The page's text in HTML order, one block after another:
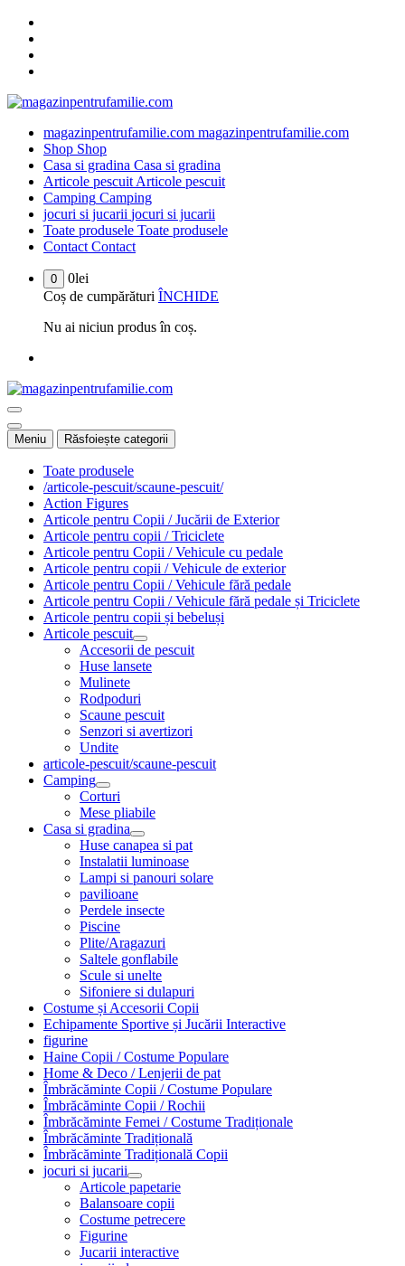
conținut
magazinpentrufamilie.com magazinpentrufamilie.com
Shop Shop
Casa si gradina Casa si gradina
Articole pescuit Articole pescuit
Camping Camping
jocuri si jucarii jocuri si jucarii
Toate produsele Toate produsele
Contact Contact
0 0lei
Coș de cumpărături ÎNCHIDE
Nu ai niciun produs în coș.
Meniu Răsfoiește categorii
Toate produsele
/articole-pescuit/scaune-pescuit/
Action Figures
Articole pentru Copii / Jucării de Exterior
Articole pentru copii / Triciclete
Articole pentru Copii / Vehicule cu pedale
Articole pentru copii / Vehicule de exterior
Articole pentru Copii / Vehicule fără pedale
Articole pentru Copii / Vehicule fără pedale și Triciclete
Articole pentru copii și bebeluși
Articole pescuit
Accesorii de pescuit
Huse lansete
Mulinete
Rodpoduri
Scaune pescuit
Senzori si avertizori
Undite
articole-pescuit/scaune-pescuit
Camping
Corturi
Mese pliabile
Casa si gradina
Huse canapea si pat
Instalatii luminoase
Lampi si panouri solare
pavilioane
Perdele insecte
Piscine
Plite/Aragazuri
Saltele gonflabile
Scule si unelte
Sifoniere si dulapuri
Costume și Accesorii Copii
Echipamente Sportive și Jucării Interactive
figurine
Haine Copii / Costume Populare
Home & Deco / Lenjerii de pat
Îmbrăcăminte Copii / Costume Populare
Îmbrăcăminte Copii / Rochii
Îmbrăcăminte Femei / Costume Tradiționale
Îmbrăcăminte Tradițională
Îmbrăcăminte Tradițională Copii
jocuri si jucarii
Articole papetarie
Balansoare copii
Costume petrecere
Figurine
Jucarii interactive